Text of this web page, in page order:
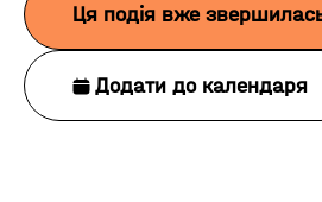
Ця подія вже
Додати до календаря